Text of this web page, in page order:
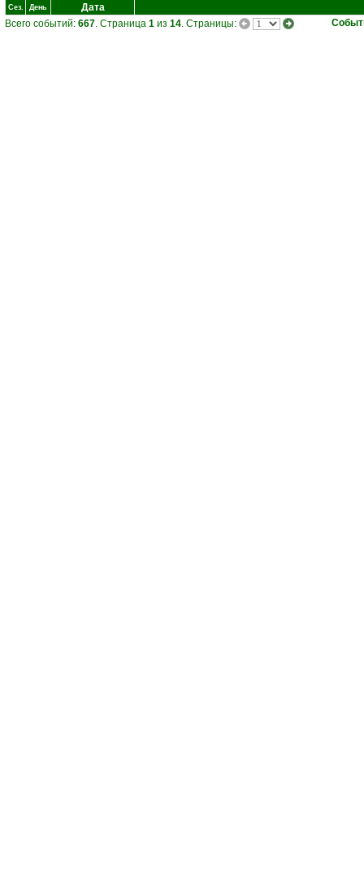
Сез. День
Дата
Всего событий: 667. Страница 1 из 14. Страницы: